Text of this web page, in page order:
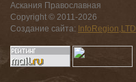
Аскания Православная
Copyright © 2011-2026
Создание сайта: InfoRegion,LTD